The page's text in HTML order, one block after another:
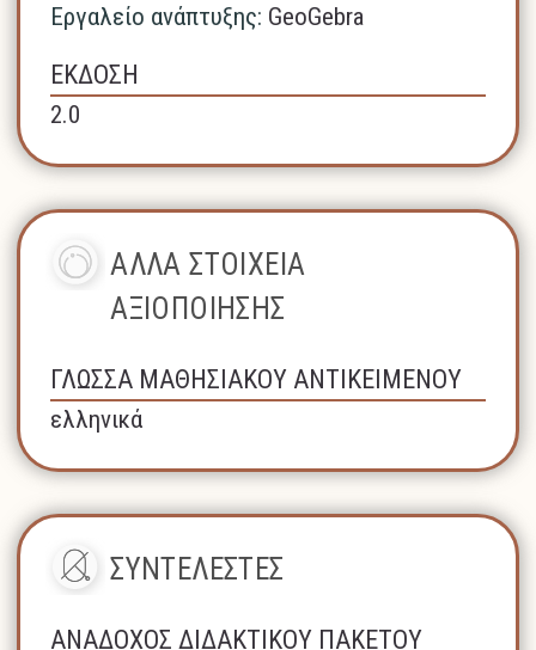
Εργαλείο ανάπτυξης: GeoGebra
ΕΚΔΟΣΗ
2.0
ΑΛΛΑ ΣΤΟΙΧΕΙΑ
ΑΞΙΟΠΟΙΗΣΗΣ
ΓΛΩΣΣΑ ΜΑΘΗΣΙΑΚΟΥ ΑΝΤΙΚΕΙΜΕΝΟΥ
ελληνικά
ΣΥΝΤΕΛΕΣΤΕΣ
ΑΝΑΔΟΧΟΣ ΔΙΔΑΚΤΙΚΟΥ ΠΑΚΕΤΟΥ